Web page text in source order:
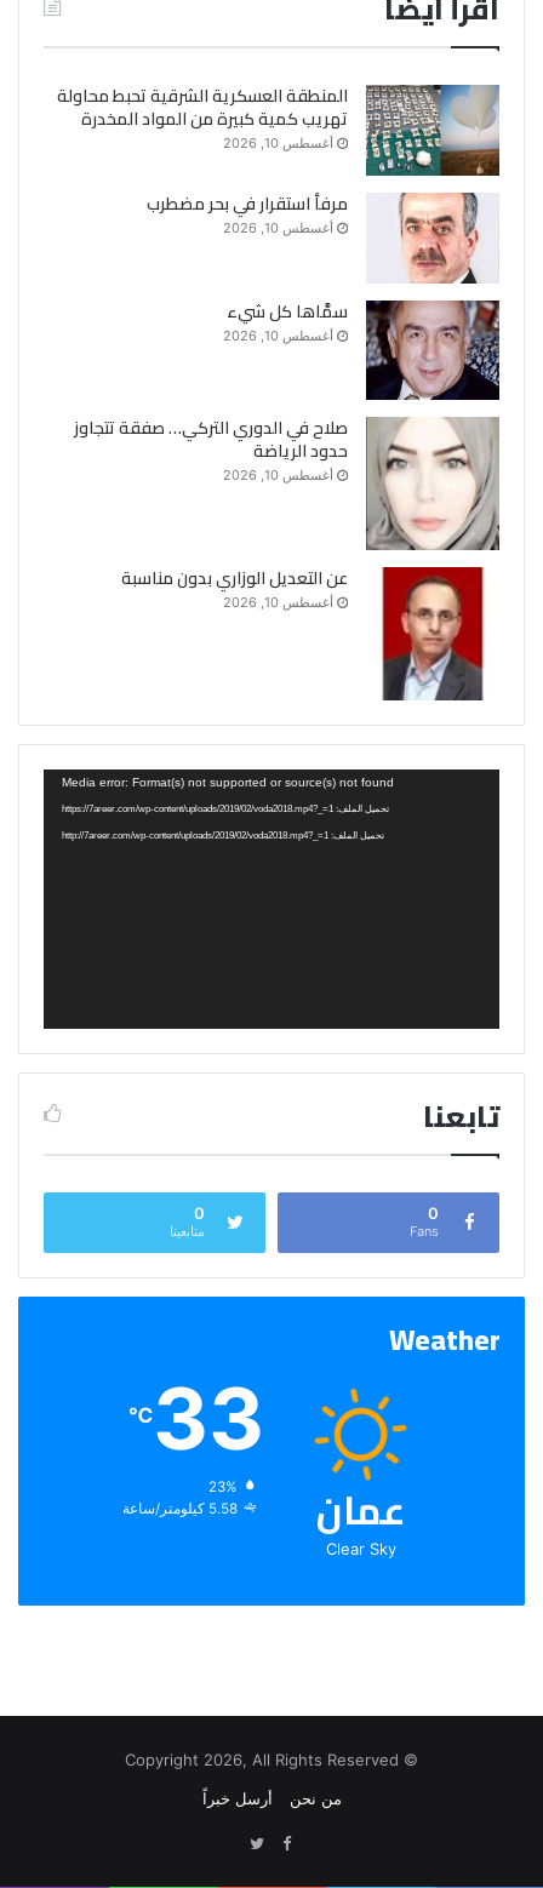
المنطقة العسكرية الشرقية تحبط محاولة
تهريب كمية كبيرة من المواد المخدرة
أغسطس 10, 2026
مرفأ استقرار في بحر مضطرب
أغسطس 10, 2026
سمَّاها كل شيء
أغسطس 10, 2026
صلاح في الدوري التركي… صفقة تتجاوز
حدود الرياضة
أغسطس 10, 2026
عن التعديل الوزاري بدون مناسبة
أغسطس 10, 2026
Media error: Format(s) not supported or source(s) not found
تحميل الملف: https://7areer.com/wp-content/uploads/2019/02/voda2018.mp4?_=1
تحميل الملف: http://7areer.com/wp-content/uploads/2019/02/voda2018.mp4?_=1
تابعنا
0
Fans
0
متابعينا
Weather
عمان
Clear Sky
33
℃
الرطوبة:
الرياح:5.58 كيلومتر/ساعة
© Copyright 2026, All Rights Reserved
من نحن
أرسل خبراً